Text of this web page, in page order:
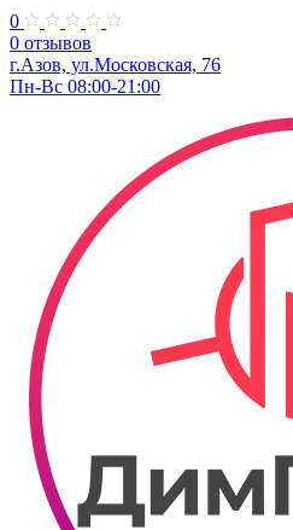
0
0 отзывов
г.Азов, ул.​Московская, 76
Пн-Вс 08:00-21:00